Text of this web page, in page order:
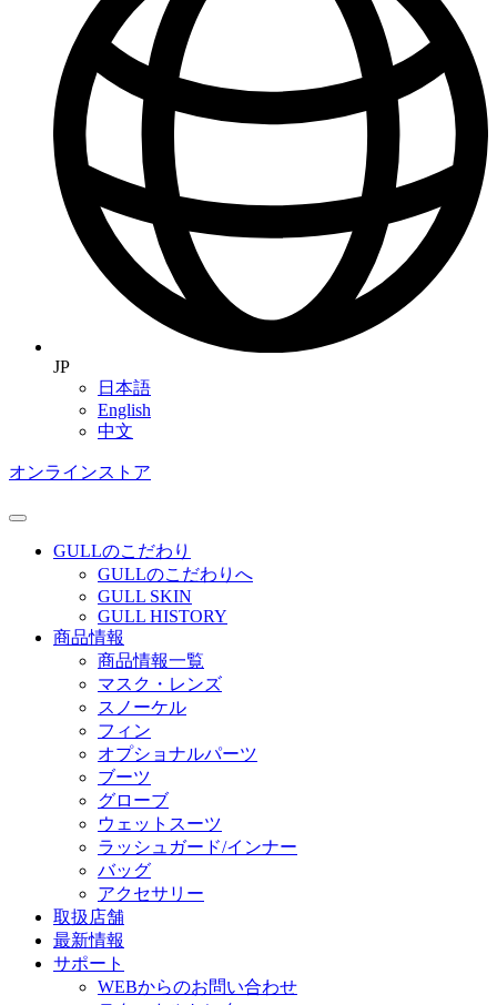
JP
日本語
English
中文
オンラインストア
GULLのこだわり
GULLのこだわりへ
GULL SKIN
GULL HISTORY
商品情報
商品情報一覧
マスク・レンズ
スノーケル
フィン
オプショナルパーツ
ブーツ
グローブ
ウェットスーツ
ラッシュガード/インナー
バッグ
アクセサリー
取扱店舗
最新情報
サポート
WEBからのお問い合わせ